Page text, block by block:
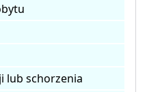
lub schorzenia